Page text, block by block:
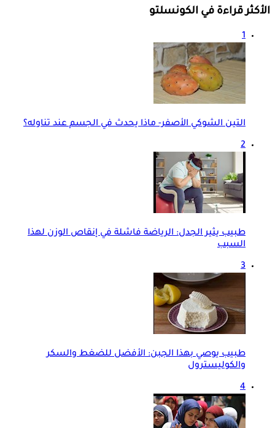
الأكثر قراءة في الكونسلتو
1
التين الشوكي الأصفر- ماذا يحدث في الجسم عند تناوله؟
2
طبيب يثير الجدل: الرياضة فاشلة في إنقاص الوزن لهذا
السبب
3
طبيب يوصي بهذا الجبن: الأفضل للضغط والسكر
والكوليسترول
4